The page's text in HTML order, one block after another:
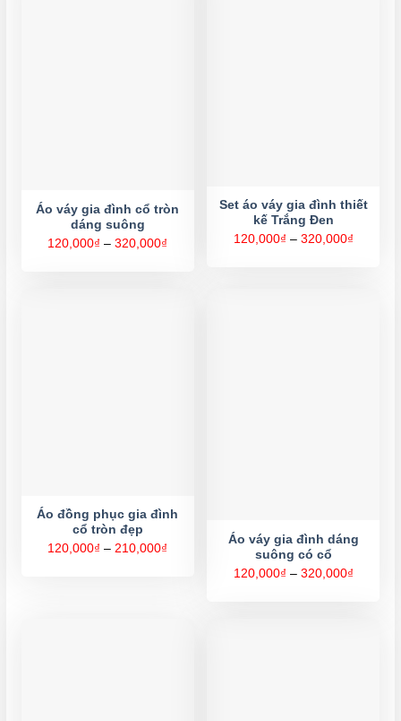
Áo váy gia đình cổ tròn
dáng suông
120,000₫ – 320,000₫
Set áo váy gia đình thiết
kế Trắng Đen
120,000₫ – 320,000₫Khoảng
Áo đồng phục gia đình
cổ tròn đẹp
120,000₫ – 210,000₫
Áo váy gia đình dáng
suông có cổ
120,000₫ – 320,000₫Khoảng